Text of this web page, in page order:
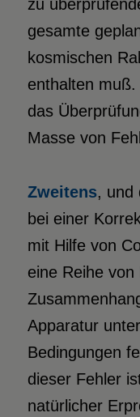
zu
gesamte
kosmischen
enthalten
das
Masse von
Zweitens, und
bei einer
mit Hilfe von
eine Reihe von
Apparatur
Bedingungen
dieser Fehler
natürlicher